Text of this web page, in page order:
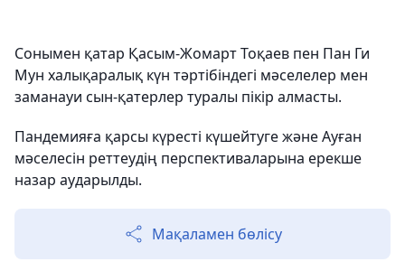
Сонымен қатар Қасым-Жомарт Тоқаев пен Пан Ги
Мун халықаралық күн тәртібіндегі мәселелер мен
заманауи сын-қатерлер туралы пікір алмасты.
Пандемияға қарсы күресті күшейтуге және Ауған
мәселесін реттеудің перспективаларына ерекше
назар аударылды.
Мақаламен бөлісу